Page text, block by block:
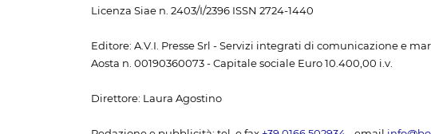
Licenza Siae n. 2403/I/2396 ISSN 2724-1440
Editore: A.V.I. Presse Srl - Servizi integrati di comunicazione e
Aosta n. 00190360073 - Capitale sociale Euro 10.400,00 i.v.
Direttore: Laura Agostino